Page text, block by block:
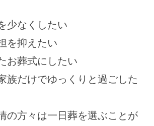
少なくしたい
を抑えたい
お葬式にしたい
族だけでゆっくりと過ごした
の方々は一日葬を選ぶことが